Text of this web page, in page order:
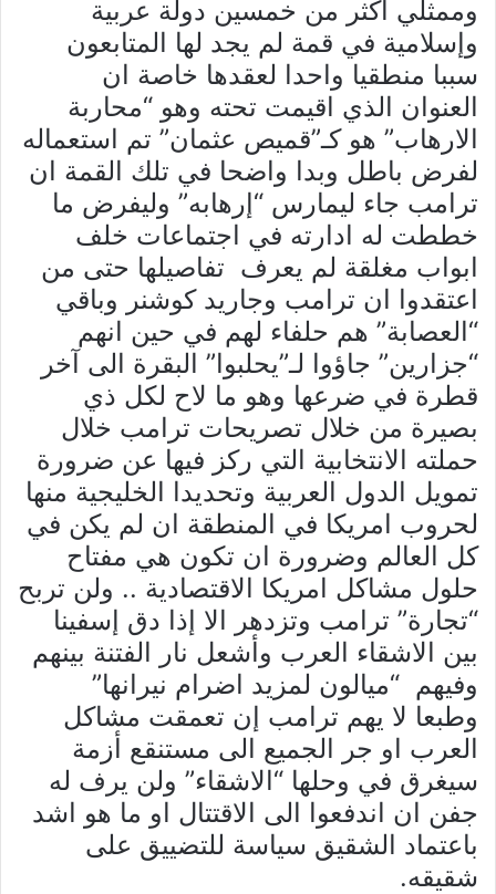
وممثلي أكثر من خمسين دولة عربية
وإسلامية في قمة لم يجد لها المتابعون
سببا منطقيا واحدا لعقدها خاصة ان
العنوان الذي اقيمت تحته وهو “محاربة
الارهاب” هو كـ”قميص عثمان” تم استعماله
لفرض باطل وبدا واضحا في تلك القمة ان
ترامب جاء ليمارس “إرهابه” وليفرض ما
خططت له ادارته في اجتماعات خلف
ابواب مغلقة لم يعرف تفاصيلها حتى من
اعتقدوا ان ترامب وجاريد كوشنر وباقي
“العصابة” هم حلفاء لهم في حين انهم
“جزارين” جاؤوا لـ”يحلبوا” البقرة الى آخر
قطرة في ضرعها وهو ما لاح لكل ذي
بصيرة من خلال تصريحات ترامب خلال
حملته الانتخابية التي ركز فيها عن ضرورة
تمويل الدول العربية وتحديدا الخليجية منها
لحروب امريكا في المنطقة ان لم يكن في
كل العالم وضرورة ان تكون هي مفتاح
حلول مشاكل امريكا الاقتصادية .. ولن تربح
“تجارة” ترامب وتزدهر الا إذا دق إسفينا
بين الاشقاء العرب وأشعل نار الفتنة بينهم
وفيهم “ميالون لمزيد اضرام نيرانها”
وطبعا لا يهم ترامب إن تعمقت مشاكل
العرب او جر الجميع الى مستنقع أزمة
سيغرق في وحلها “الاشقاء” ولن يرف له
جفن ان اندفعوا الى الاقتتال او ما هو اشد
باعتماد الشقيق سياسة للتضييق على
شقيقه.